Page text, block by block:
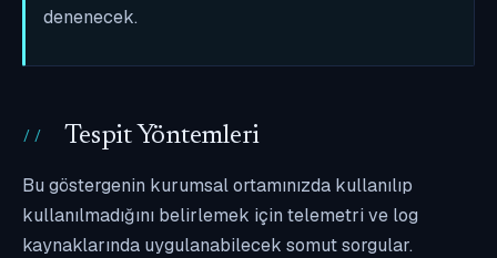
denenecek.
Tespit Yöntemleri
Bu göstergenin kurumsal ortamınızda kullanılıp
kullanılmadığını belirlemek için telemetri ve log
kaynaklarında uygulanabilecek somut sorgular.